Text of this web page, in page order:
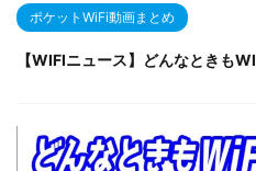
ポケットWiFi動画まとめ
【WIFIニュース】どんなときも